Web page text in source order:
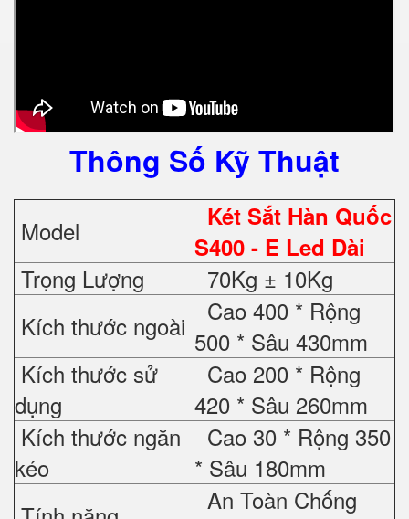
Thông Số Kỹ Thuật
Model
Két Sắt Hàn Quốc
S400 - E Led Dài
Trọng Lượng
70Kg ± 10Kg
Kích thước ngoài
Cao 400 * Rộng
500 * Sâu 430mm
Kích thước sử
dụng
Cao 200 * Rộng
420 * Sâu 260mm
Kích thước ngăn
kéo
Cao 30 * Rộng 350
* Sâu 180mm
An Toàn Chống